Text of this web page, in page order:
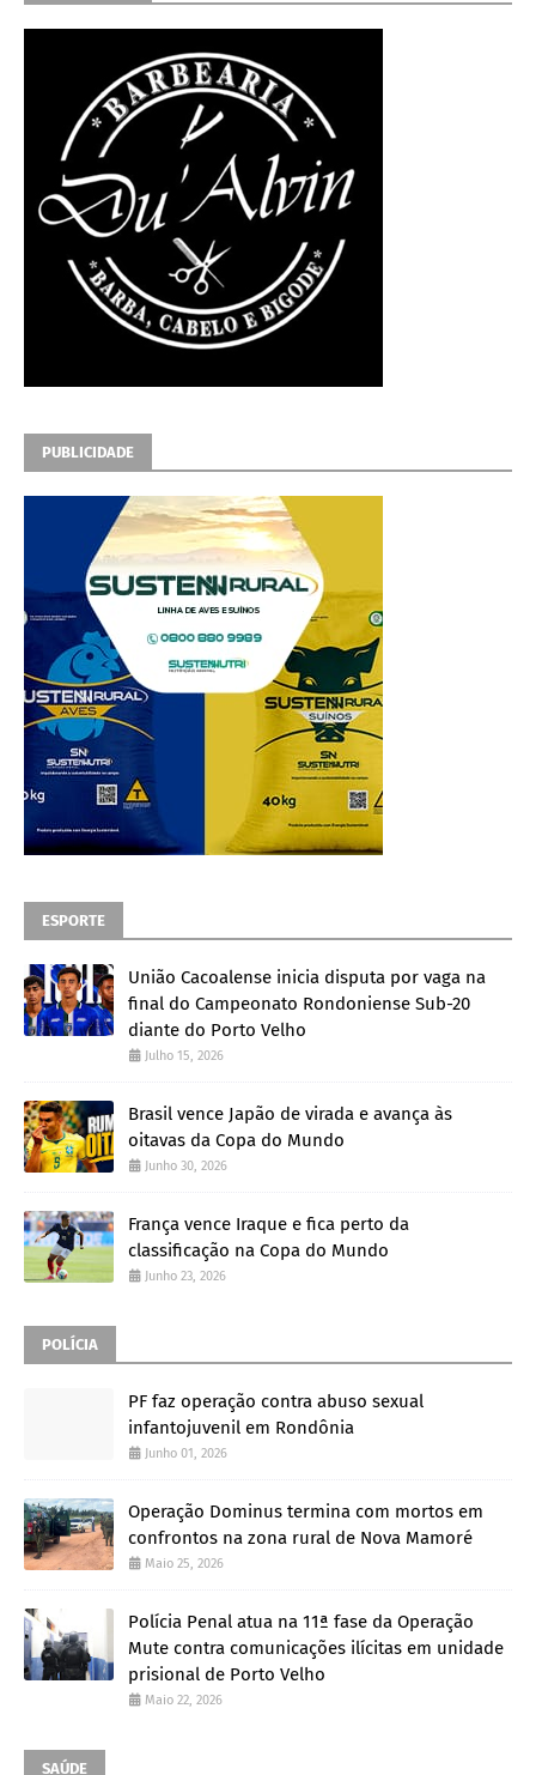
PUBLICIDADE
ESPORTE
União Cacoalense inicia disputa por vaga na
final do Campeonato Rondoniense Sub-20
diante do Porto Velho
Julho 15, 2026
Brasil vence Japão de virada e avança às
oitavas da Copa do Mundo
Junho 30, 2026
França vence Iraque e fica perto da
classificação na Copa do Mundo
Junho 23, 2026
POLÍCIA
PF faz operação contra abuso sexual
infantojuvenil em Rondônia
Junho 01, 2026
Operação Dominus termina com mortos em
confrontos na zona rural de Nova Mamoré
Maio 25, 2026
Polícia Penal atua na 11ª fase da Operação
Mute contra comunicações ilícitas em unidade
prisional de Porto Velho
Maio 22, 2026
SAÚDE